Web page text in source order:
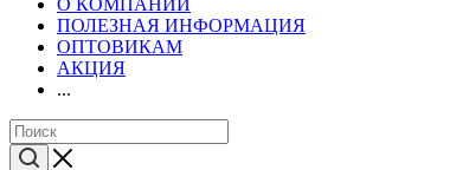
О КОМПАНИИ
ПОЛЕЗНАЯ ИНФОРМАЦИЯ
ОПТОВИКАМ
АКЦИЯ
...